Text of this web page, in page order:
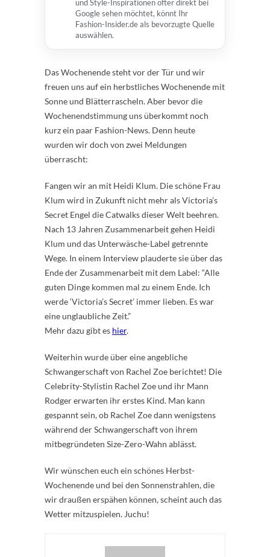
und Style-Inspirationen öfter direkt bei
Google sehen möchtet, könnt Ihr
Fashion-Insider.de als bevorzugte Quelle
auswählen.
Das Wochenende steht vor der Tür und wir
freuen uns auf ein herbstliches Wochenende mit
Sonne und Blätterrascheln. Aber bevor die
Wochenendstimmung uns überkommt noch
kurz ein paar Fashion-News. Denn heute
wurden wir doch von zwei Meldungen
überrascht:
Fangen wir an mit Heidi Klum. Die schöne Frau
Klum wird in Zukunft nicht mehr als Victoria’s
Secret Engel die Catwalks dieser Welt beehren.
Nach 13 Jahren Zusammenarbeit gehen Heidi
Klum und das Unterwäsche-Label getrennte
Wege. In einem Interview plauderte sie über das
Ende der Zusammenarbeit mit dem Label: “Alle
guten Dinge kommen mal zu einem Ende. Ich
werde ‘Victoria’s Secret’ immer lieben. Es war
eine unglaubliche Zeit.”
Mehr dazu gibt es hier.
Weiterhin wurde über eine angebliche
Schwangerschaft von Rachel Zoe berichtet! Die
Celebrity-Stylistin Rachel Zoe und ihr Mann
Rodger erwarten ihr erstes Kind. Man kann
gespannt sein, ob Rachel Zoe dann wenigstens
während der Schwangerschaft von ihrem
mitbegründeten Size-Zero-Wahn ablässt.
Wir wünschen euch ein schönes Herbst-
Wochenende und bei den Sonnenstrahlen, die
wir draußen erspähen können, scheint auch das
Wetter mitzuspielen. Juchu!